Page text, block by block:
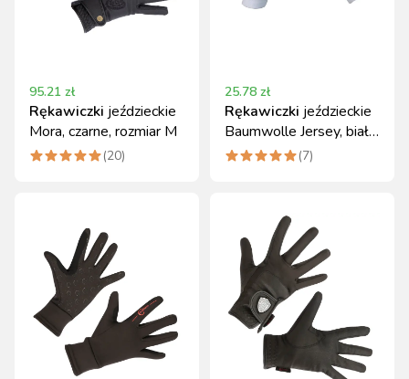
95.21 zł
Rękawiczki jeździeckie
Mora, czarne, rozmiar M
(20)
25.78 zł
Rękawiczki jeździeckie
Baumwolle Jersey, biały,
rozmiar M, Covalliero
(7)